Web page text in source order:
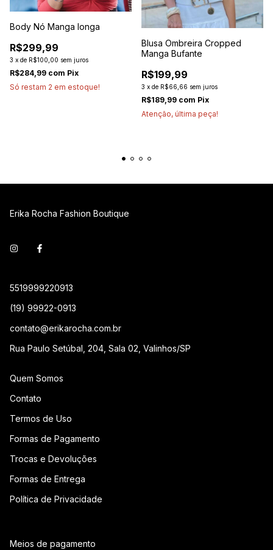
Body Nó Manga longa
R$299,99
3 x de R$100,00 sem juros
R$284,99 com Pix
Só restam 2 em estoque!
Blusa Ombreira Cropped
Manga Bufante
R$199,99
3 x de R$66,66 sem juros
R$189,99 com Pix
Atenção, última peça!
Erika Rocha Fashion Boutique
5519999220913
(19) 99922-0913
contato@erikarocha.com.br
Rua Paulo Setúbal, 204, Sala 02, Valinhos/SP
Quem Somos
Contato
Termos de Uso
Formas de Pagamento
Trocas e Devoluções
Formas de Entrega
Política de Privacidade
Meios de pagamento